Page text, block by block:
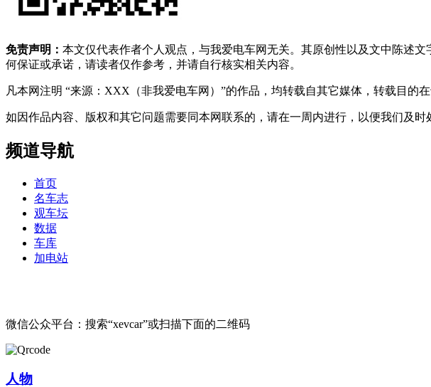
免责声明： 本文仅代表作者个人观点，与我爱电车网无关。其原创性以及文中陈述
何保证或承诺，请读者仅作参考，并请自行核实相关内容。
凡本网注明 “来源：XXX（非我爱电车网）”的作品，均转载自其它媒体，转载目的
如因作品内容、版权和其它问题需要同本网联系的，请在一周内进行，以便我们及时
频道导航
首页
名车志
观车坛
数据
车库
加电站
微信公众平台：搜索“xevcar”或扫描下面的二维码
人物